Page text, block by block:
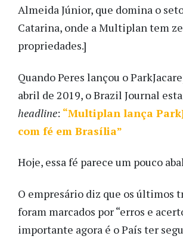
Almeida Júnior, que domina o
Catarina, onde a Multiplan tem
propriedades.]
Quando Peres lançou o
abril de 2019, o Brazil Journal
headline: “Multiplan lança
com fé em Brasília”
Hoje, essa fé parece um pouco
O empresário diz que os últimos
foram marcados por “erros e
importante agora é o País ter